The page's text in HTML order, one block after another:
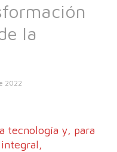
la
2022
tecnología y, para